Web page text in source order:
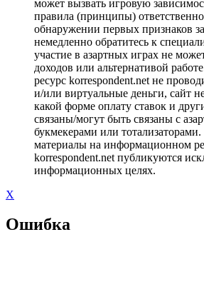
может вызвать игровую
правила (принципы)
обнаружении первых признаков
немедленно обратитесь к
участие в азартных играх не
доходов или альтернативой
ресурс korrespondent.net не
и/или виртуальные деньги, сайт
какой форме оплату ставок и
связаны/могут быть связаны с
букмекерами или
материалы на информационном
korrespondent.net публикуются
информационных целях.
X
Ошибка